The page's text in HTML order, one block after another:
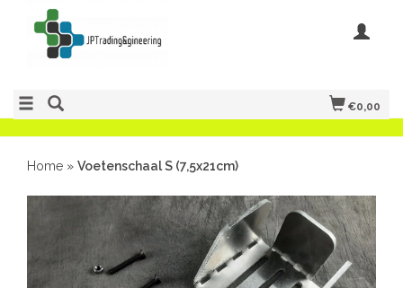
€0,00
Home » Voetenschaal S (7,5x21cm)